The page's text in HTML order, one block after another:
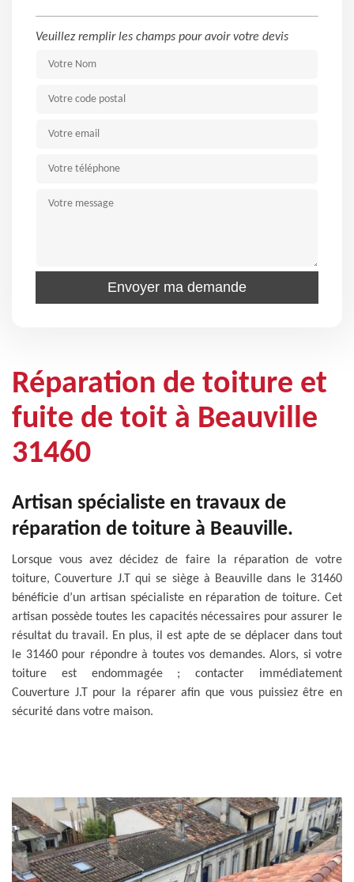
Veuillez remplir les champs pour avoir votre devis
Réparation de toiture et
fuite de toit à Beauville
31460
Artisan spécialiste en travaux de
réparation de toiture à Beauville.
Lorsque vous avez décidez de faire la réparation de votre
toiture, Couverture J.T qui se siège à Beauville dans le 31460
bénéficie d’un artisan spécialiste en réparation de toiture. Cet
artisan possède toutes les capacités nécessaires pour assurer le
résultat du travail. En plus, il est apte de se déplacer dans tout
le 31460 pour répondre à toutes vos demandes. Alors, si votre
toiture est endommagée ; contacter immédiatement
Couverture J.T pour la réparer afin que vous puissiez être en
sécurité dans votre maison.